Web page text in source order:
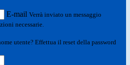
E-mail Verrà inviato un messaggio
necessarie.
utente? Effettua il reset della password